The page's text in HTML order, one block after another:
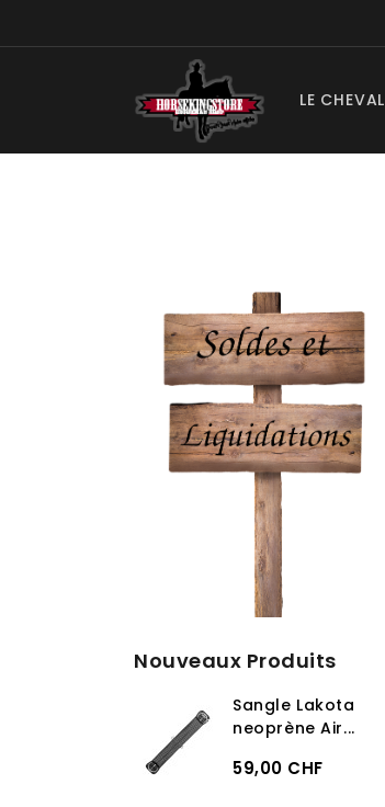
LE CHEVAL
Nouveaux Produits
Sangle Lakota
neoprène Air...
59,00 CHF